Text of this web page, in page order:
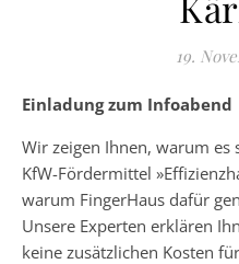
19.
Einladung zum Infoabend
Wir zeigen Ihnen, warum
KfW-Fördermittel
warum FingerHaus dafür
Unsere Experten erklären
keine zusätzlichen Kosten